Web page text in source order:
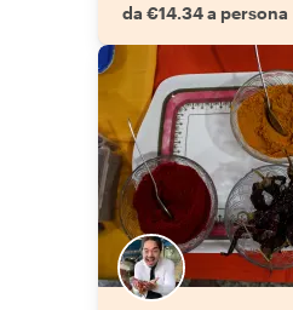
da €14.34 a persona